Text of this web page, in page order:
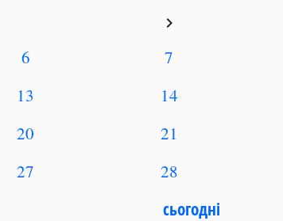
keyboard_arrow_right
6
7
13
14
20
21
27
28
сьогодні